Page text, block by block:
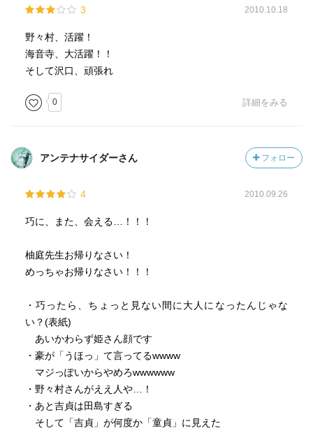
3 2010.10.18
野々村、活躍！
海音寺、大活躍！！
そして沢口、頑張れ
0 詳細をみる
アンテナサイダーさん フォロー
4 2010.09.26
巧に、また、会える…！！！
柚庭先生お帰りなさい！
めっちゃお帰りなさい！！！
・巧ったら、ちょっと見ない間に大人になったんじゃな
い？(表紙)
あいかわらず姫さん顔です
・豪が「うほっ」て言ってるwwww
マジっぽいからやめろwwwwww
・野々村さんがええ人や…！
・あと吉貞は田島すぎる
そして「吉貞」が何度か「童貞」に見えた